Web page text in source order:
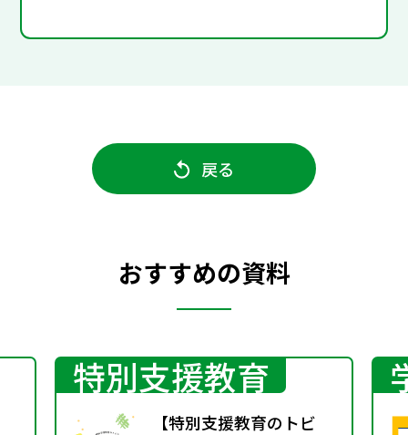
戻る
おすすめの資料
特別支援教育
【特別支援教育のトビ